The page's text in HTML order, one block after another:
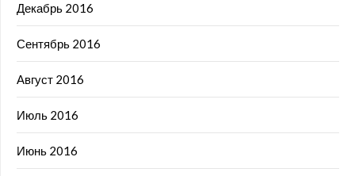
Декабрь 2016
Сентябрь 2016
Август 2016
Июль 2016
Июнь 2016